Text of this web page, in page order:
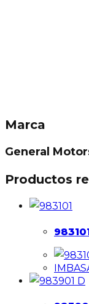
Marca
General
Productos